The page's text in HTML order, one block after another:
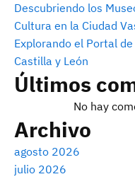
Descubriendo los
Cultura en la Ciudad
Explorando el Portal
Castilla y León
Últimos
No hay
Archivo
agosto 2026
julio 2026